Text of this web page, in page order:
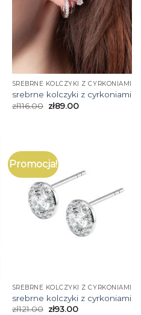
SREBRNE KOLCZYKI Z CYRKONIAMI
srebrne kolczyki z cyrkoniami
zł116.00 zł89.00
Promocja!
SREBRNE KOLCZYKI Z CYRKONIAMI
srebrne kolczyki z cyrkoniami
zł121.00 zł93.00